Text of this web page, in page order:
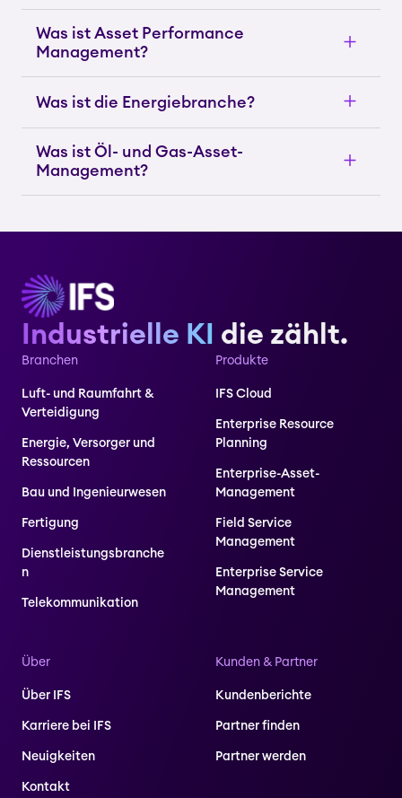
Was ist Asset Performance
Management?
Was ist die Energiebranche?
Was ist Öl- und Gas-Asset-
Management?
Industrielle KI die zählt.
Branchen
Luft- und Raumfahrt &
Verteidigung
Energie, Versorger und
Ressourcen
Bau und Ingenieurwesen
Fertigung
Dienstleistungsbranche
n
Telekommunikation
Produkte
IFS Cloud
Enterprise Resource
Planning
Enterprise-Asset-
Management
Field Service
Management
Enterprise Service
Management
Über
Über IFS
Karriere bei IFS
Neuigkeiten
Kontakt
Kunden & Partner
Kundenberichte
Partner finden
Partner werden